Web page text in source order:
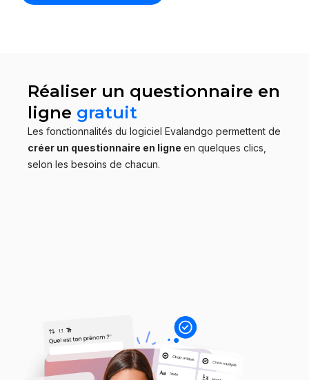
Réaliser un questionnaire en
ligne gratuit
Les fonctionnalités du logiciel Evalandgo permettent de
créer un questionnaire en ligne en quelques clics,
selon les besoins de chacun.